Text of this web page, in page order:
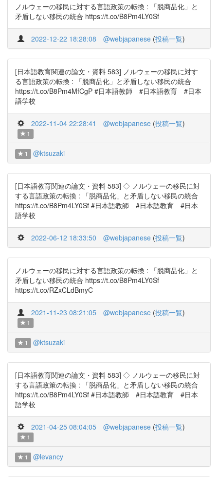
ノルウェーの移民に対する言語政策の転換 : 「脱商品化」と
矛盾しない移民の統合 https://t.co/B8Pm4LY0Sf
2022-12-22 18:28:08 @webjapanese (投稿一覧)
[日本語教育関連の論文・資料 583] ノルウェーの移民に対す
る言語政策の転換 : 「脱商品化」と矛盾しない移民の統合
https://t.co/B8Pm4MfCgP #日本語教師 #日本語教育 #日本
語学校
2022-11-04 22:28:41 @webjapanese (投稿一覧)
1
1 @ktsuzaki
[日本語教育関連の論文・資料 583] ◇ ノルウェーの移民に対
する言語政策の転換 : 「脱商品化」と矛盾しない移民の統合
https://t.co/B8Pm4LY0Sf #日本語教師 #日本語教育 #日本
語学校
2022-06-12 18:33:50 @webjapanese (投稿一覧)
ノルウェーの移民に対する言語政策の転換 : 「脱商品化」と
矛盾しない移民の統合 https://t.co/B8Pm4LY0Sf
https://t.co/RZxCLdBmyC
2021-11-23 08:21:05 @webjapanese (投稿一覧)
1
1 @ktsuzaki
[日本語教育関連の論文・資料 583] ◇ ノルウェーの移民に対
する言語政策の転換 : 「脱商品化」と矛盾しない移民の統合
https://t.co/B8Pm4LY0Sf #日本語教師 #日本語教育 #日本
語学校
2021-04-25 08:04:05 @webjapanese (投稿一覧)
1
1 @levancy